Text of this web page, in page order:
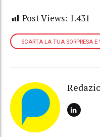
Post Views: 1.431
SCARTA LA TUA SORPRESA E